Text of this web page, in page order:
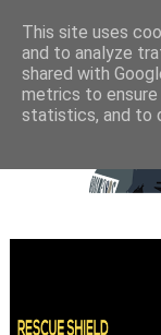
This site uses
and to analyze
shared with
metrics to
statistics, and to